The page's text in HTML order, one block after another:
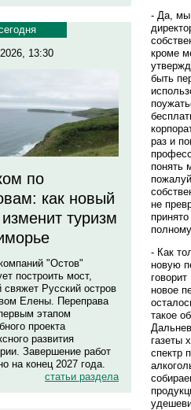
13:30
по
как новый
туризм
"Остов"
построить мост,
свяжет Русский остров
Елены. Переправа
этапом
проекта
развития
Завершение работ
на конец 2027 года.
статьи раздела
- Да, мы
кроме
быть
раз и
понять
не
- Как
новую
новое
такое
газеты
спектр